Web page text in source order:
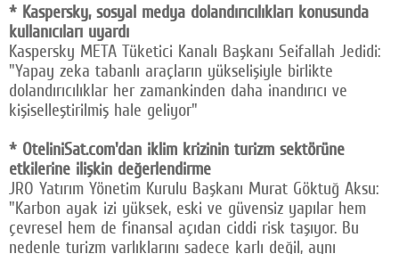
* Kaspersky, sosyal medya dolandırıcılıkları konusunda
kullanıcıları uyardı
Kaspersky META Tüketici Kanalı Başkanı Seifallah Jedidi:
"Yapay zeka tabanlı araçların yükselişiyle birlikte
dolandırıcılıklar her zamankinden daha inandırıcı ve
kişiselleştirilmiş hale geliyor"
* OteliniSat.com'dan iklim krizinin turizm sektörüne
etkilerine ilişkin değerlendirme
JRO Yatırım Yönetim Kurulu Başkanı Murat Göktuğ Aksu:
"Karbon ayak izi yüksek, eski ve güvensiz yapılar hem
çevresel hem de finansal açıdan ciddi risk taşıyor. Bu
nedenle turizm varlıklarını sadece karlı değil, aynı